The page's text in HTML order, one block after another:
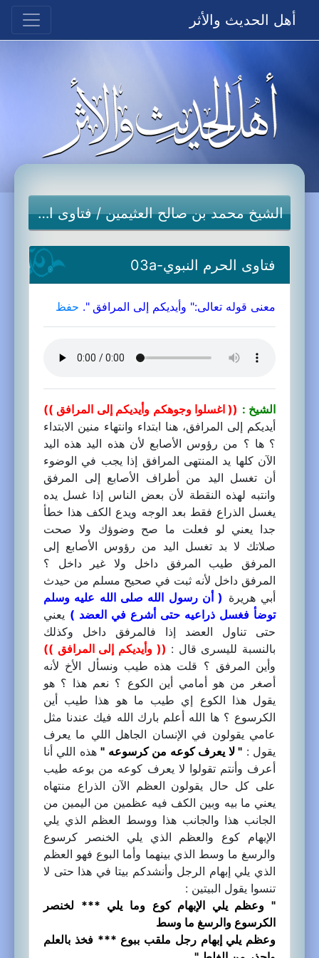
أهل الحديث والأثر
الشيخ محمد بن صالح العثيمين/فتاوى الحرم النبوي
فتاوى الحرم النبوي-03a
معنى قوله تعالى:" وأيديكم إلى المرافق ". حفظ
الشيخ : (( اغسلوا وجوهكم وأيديكم إلى المرافق ))
أيديكم إلى المرافق، هنا ابتداء وانتهاء منين الابتداء
؟ ها ؟ من رؤوس الأصابع لأن هذه اليد هذه اليد
الآن كلها يد المنتهى المرافق إذا يجب في الوضوء
أن تغسل اليد من أطراف الأصابع إلى المرفق
وانتبه لهذه النقطة لأن بعض الناس إذا غسل يده
يغسل الذراع فقط بعد الوجه ويدع الكف هذا خطأ
جدا يعني لو فعلت ما صح وضوؤك ولا صحت
صلاتك لا بد تغسل اليد من رؤوس الأصابع إلى
المرفق طيب المرفق داخل ولا غير داخل ؟
المرفق داخل لأنه ثبت في صحيح مسلم من حيدث
أبي هريرة ( أن رسول الله صلى الله عليه وسلم
توضأ فغسل ذراعيه حتى أشرع في العضد ) يعني
حتى تناول العضد إذا فالمرفق داخل وكذلك
بالنسبة لليسرى قال : (( وأيديكم إلى المرافق ))
وأين المرفق ؟ قلت هذه طيب ونسأل الأخ لأنه
أصغر من هو أمامي أين الكوع ؟ نعم هذا ؟ هو
يقول هذا الكوع إي طيب ما هو هذا طيب أين
الكرسوع ؟ ها الله أعلم بارك الله فيك عندنا مثل
عامي يقولون في الإنسان الجاهل اللي ما يعرف
يقول : " لا يعرف كوعه من كرسوعه "هذه اللي أنا
أعرف وأنتم تقولوا لا يعرف كوعه من بوعه طيب
على كل حال يقولون العظم الآن الذراع منتهاه
يعني ما بيه وبين الكف فيه عظمين من اليمين من
الجانب هذا والجانب هذا ووسط العظم الذي يلي
الإبهام كوع والعظم الذي يلي الخنصر كرسوع
والرسغ ما وسط الذي بينهما وأما البوع فهو العظم
الذي يلي إبهام الرجل وأنشدكم بيتا في هذا حتى لا
تنسوا يقول البيتين :
" وعظم يلي الإبهام كوع وما يلي *** لخنصر
الكرسوع والرسغ ما وسط
وعظم يلي إبهام رجل ملقب ببوع *** فخذ بالعلم